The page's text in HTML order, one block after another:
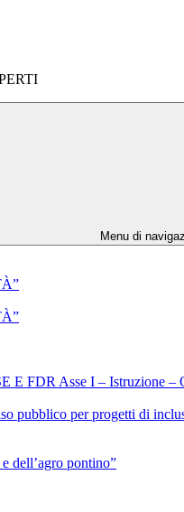
Menu di
E FDR Asse I – Istruzione
pubblico per progetti di
dell’agro pontino”